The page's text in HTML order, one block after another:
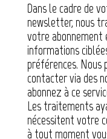
Dans le cadre de
newsletter, nous
votre abonnement
informations
préférences. Nous
contacter via des
abonnez à ce
Les traitements
nécessitent votre
à tout moment